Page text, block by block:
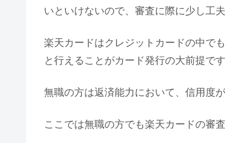
いといけないので、審査に際に少し工
楽天カードはクレジットカードの中で
と行えることがカード発行の大前提です
無職の方は返済能力において、信用度が
ここでは無職の方でも楽天カードの審